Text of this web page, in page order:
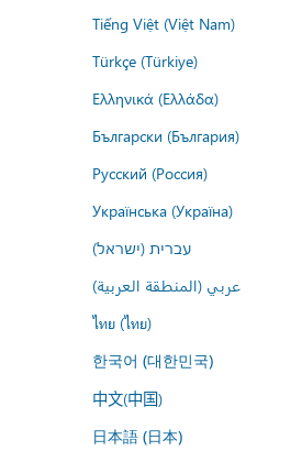
Tiếng Việt (Việt Nam)
Türkçe (Türkiye)
Ελληνικά (Ελλάδα)
Български (България)
Русский (Россия)
Українська (Україна)
עברית (ישראל)
عربي (المنطقة العربية)
ไทย (ไทย)
한국어 (대한민국)
中文(中国)
日本語 (日本)